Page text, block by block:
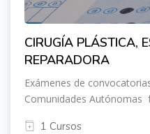
CIRUGÍA PLÁSTICA,
REPARADORA
Exámenes de
Comunidades Autónomas
1 Cursos